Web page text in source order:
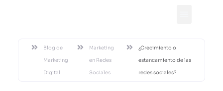
Blog de
Marketing
Digital
Marketing
en Redes
Sociales
¿Crecimiento o
estancamiento de las
redes sociales?